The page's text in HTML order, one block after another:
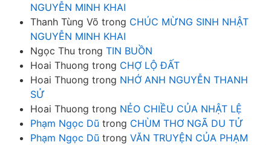
NGUYỄN MINH KHAI
Thanh Tùng Võ trong CHÚC MỪNG SINH NHẬT
NGUYỄN MINH KHAI
Ngọc Thu trong TIN BUỒN
Hoai Thuong trong CHỢ LỘ ĐẤT
Hoai Thuong trong NHỚ ANH NGUYỄN THANH
SỬ
Hoai Thuong trong NẺO CHIỀU CỦA NHẬT LỆ
Phạm Ngọc Dũ trong CHÙM THƠ NGÃ DU TỬ
Phạm Ngọc Dũ trong VĂN TRUYỆN CỦA PHẠM